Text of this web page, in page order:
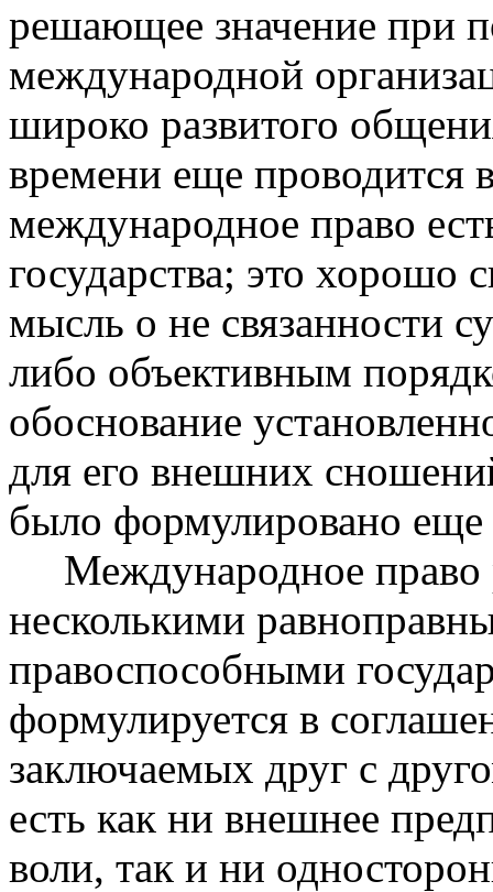
решающее значение при
международной
широко развитого
времени еще проводится
международное право
государства; это хорошо
мысль о не связанности
либо объективным
обоснование
для его внешних
было формулировано
Международное право
несколькими
правоспособными
формулируется в
заключаемых друг с
есть как ни внешнее
воли, так и ни